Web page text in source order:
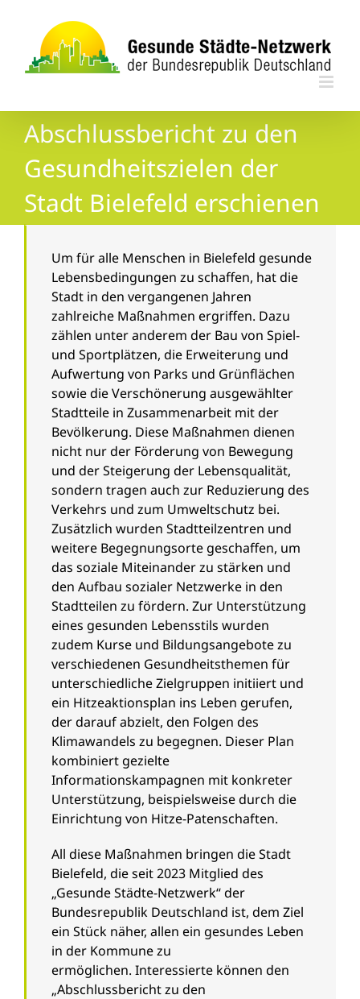
springen
Abschlussbericht zu den
Gesundheitszielen der
Stadt Bielefeld erschienen
Um für alle Menschen in Bielefeld gesunde
Lebensbedingungen zu schaffen, hat die
Stadt in den vergangenen Jahren
zahlreiche Maßnahmen ergriffen. Dazu
zählen unter anderem der Bau von Spiel-
und Sportplätzen, die Erweiterung und
Aufwertung von Parks und Grünflächen
sowie die Verschönerung ausgewählter
Stadtteile in Zusammenarbeit mit der
Bevölkerung. Diese Maßnahmen dienen
nicht nur der Förderung von Bewegung
und der Steigerung der Lebensqualität,
sondern tragen auch zur Reduzierung des
Verkehrs und zum Umweltschutz bei.
Zusätzlich wurden Stadtteilzentren und
weitere Begegnungsorte geschaffen, um
das soziale Miteinander zu stärken und
den Aufbau sozialer Netzwerke in den
Stadtteilen zu fördern. Zur Unterstützung
eines gesunden Lebensstils wurden
zudem Kurse und Bildungsangebote zu
verschiedenen Gesundheitsthemen für
unterschiedliche Zielgruppen initiiert und
ein Hitzeaktionsplan ins Leben gerufen,
der darauf abzielt, den Folgen des
Klimawandels zu begegnen. Dieser Plan
kombiniert gezielte
Informationskampagnen mit konkreter
Unterstützung, beispielsweise durch die
Einrichtung von Hitze-Patenschaften.
All diese Maßnahmen bringen die Stadt
Bielefeld, die seit 2023 Mitglied des
„Gesunde Städte-Netzwerk“ der
Bundesrepublik Deutschland ist, dem Ziel
ein Stück näher, allen ein gesundes Leben
in der Kommune zu
ermöglichen. Interessierte können den
„Abschlussbericht zu den